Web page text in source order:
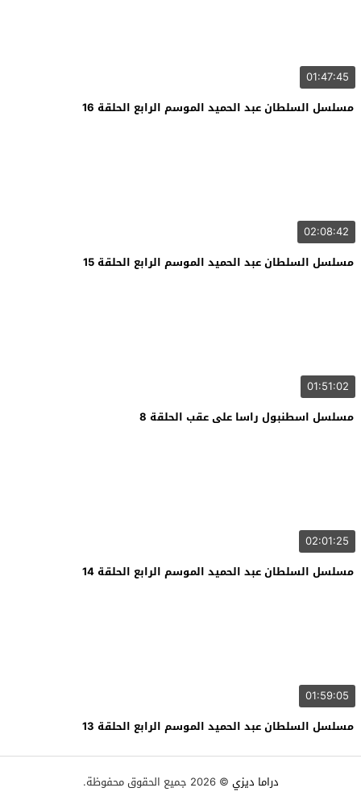
01:47:45
مسلسل السلطان عبد الحميد الموسم الرابع الحلقة 16
02:08:42
مسلسل السلطان عبد الحميد الموسم الرابع الحلقة 15
01:51:02
مسلسل اسطنبول راسا على عقب الحلقة 8
02:01:25
مسلسل السلطان عبد الحميد الموسم الرابع الحلقة 14
01:59:05
مسلسل السلطان عبد الحميد الموسم الرابع الحلقة 13
دراما ديزي © 2026 جميع الحقوق محفوظة.